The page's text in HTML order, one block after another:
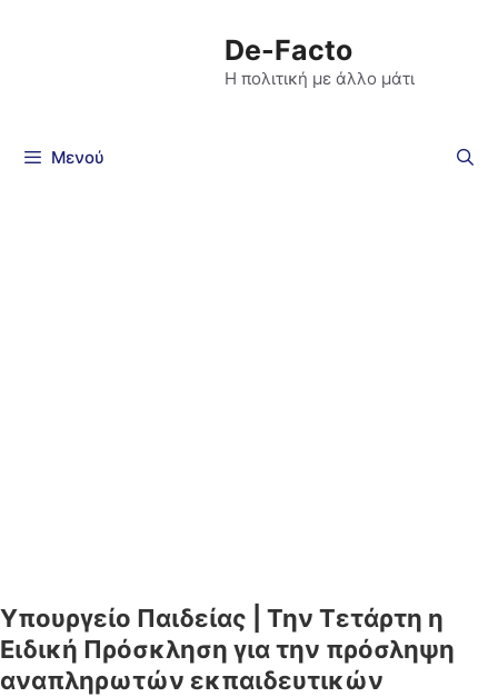
De-Facto
Η πολιτική με άλλο μάτι
Μενού
Υπουργείο Παιδείας | Την Τετάρτη η
Ειδική Πρόσκληση για την πρόσληψη
αναπληρωτών εκπαιδευτικών